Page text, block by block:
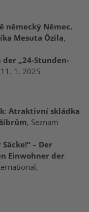
německý Němec.
Mesuta Özila,
der „24-Stunden-
1. 2025
: Atraktivní skládka
, Seznam
– Der
Einwohner der